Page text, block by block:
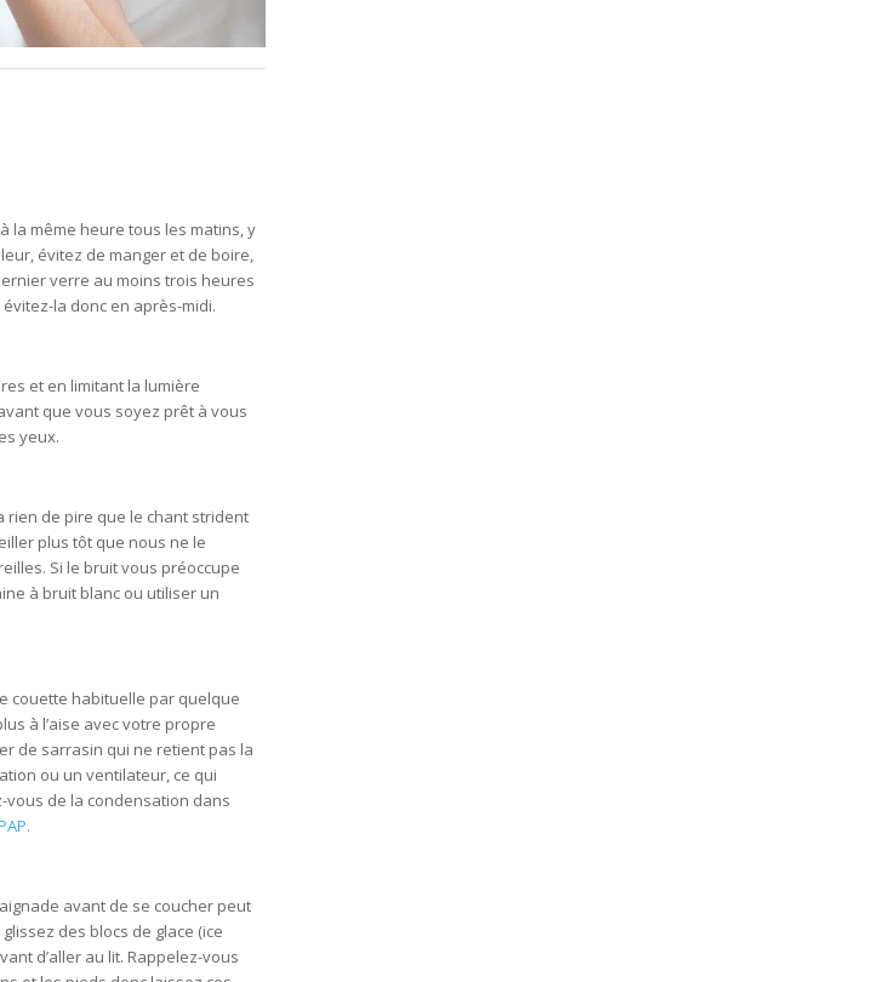
la même heure tous les matins, y
évitez de manger et de boire,
verre au moins trois heures
la donc en après-midi.
et en limitant la lumière
que vous soyez prêt à vous
yeux.
rien de pire que le chant strident
plus tôt que nous ne le
Si le bruit vous préoccupe
à bruit blanc ou utiliser un
couette habituelle par quelque
à l’aise avec votre propre
de sarrasin qui ne retient pas la
ou un ventilateur, ce qui
de la condensation dans
avant de se coucher peut
des blocs de glace (ice
d’aller au lit. Rappelez-vous